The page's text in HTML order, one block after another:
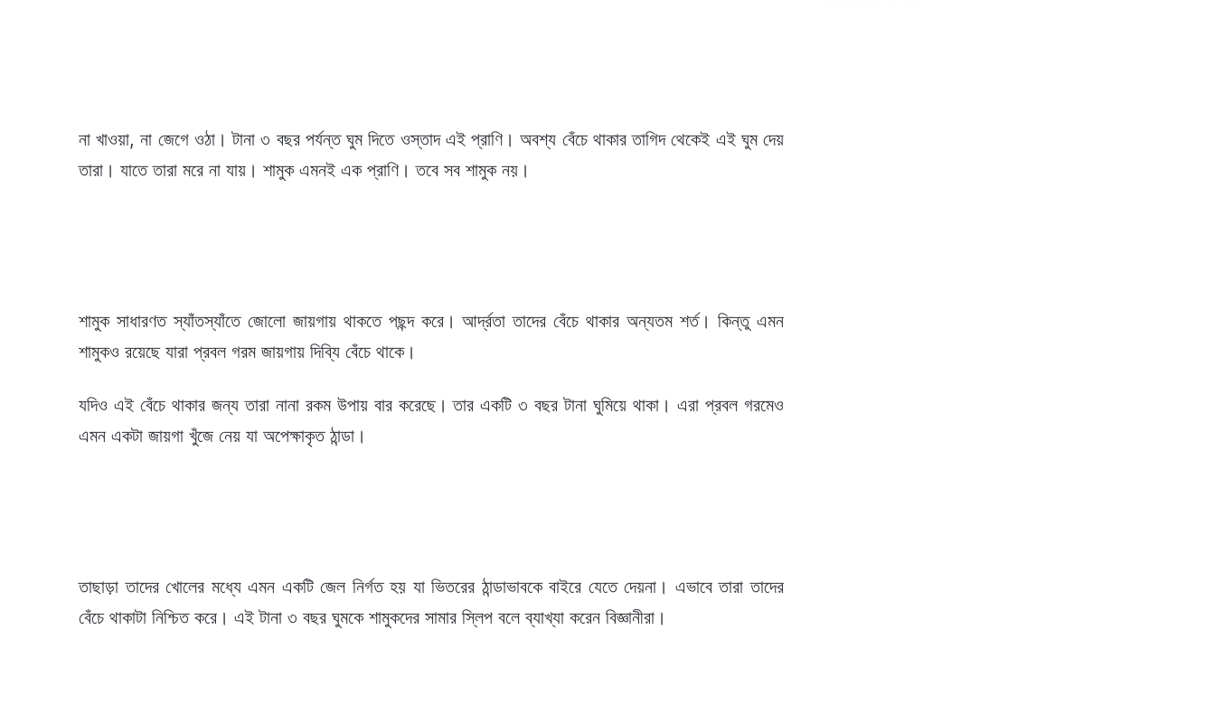
না খাওয়া, না জেগে ওঠা। টানা ৩ বছর পর্যন্ত ঘুম দিতে ওস্তাদ এই প্রাণি। অবশ্য বেঁচে থাকার তাগিদ থেকেই এই ঘুম দেয়
তারা। যাতে তারা মরে না যায়। শামুক এমনই এক প্রাণি। তবে সব শামুক নয়।
শামুক সাধারণত স্যাঁতস্যাঁতে জোলো জায়গায় থাকতে পছন্দ করে। আর্দ্রতা তাদের বেঁচে থাকার অন্যতম শর্ত। কিন্তু এমন
শামুকও রয়েছে যারা প্রবল গরম জায়গায় দিব্যি বেঁচে থাকে।
যদিও এই বেঁচে থাকার জন্য তারা নানা রকম উপায় বার করেছে। তার একটি ৩ বছর টানা ঘুমিয়ে থাকা। এরা প্রবল গরমেও
এমন একটা জায়গা খুঁজে নেয় যা অপেক্ষাকৃত ঠান্ডা।
তাছাড়া তাদের খোলের মধ্যে এমন একটি জেল নির্গত হয় যা ভিতরের ঠান্ডাভাবকে বাইরে যেতে দেয়না। এভাবে তারা তাদের
বেঁচে থাকাটা নিশ্চিত করে। এই টানা ৩ বছর ঘুমকে শামুকদের সামার স্লিপ বলে ব্যাখ্যা করেন বিজ্ঞানীরা।